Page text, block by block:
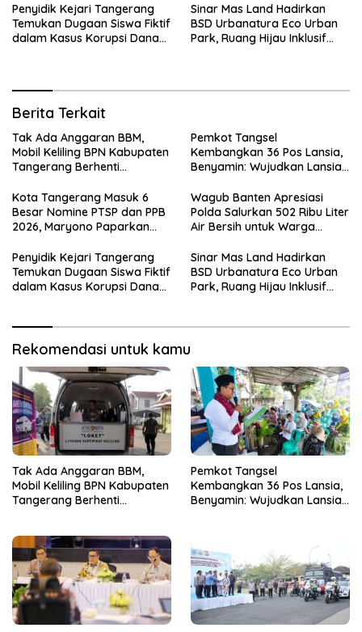
Penyidik Kejari Tangerang
Temukan Dugaan Siswa Fiktif
dalam Kasus Korupsi Dana
Sinar Mas Land Hadirkan
BSD Urbanatura Eco Urban
Park, Ruang Hijau Inklusif
Berita Terkait
Tak Ada Anggaran BBM,
Mobil Keliling BPN Kabupaten
Tangerang Berhenti
Pemkot Tangsel
Kembangkan 36 Pos Lansia,
Benyamin: Wujudkan Lansia
Kota Tangerang Masuk 6
Besar Nomine PTSP dan PPB
2026, Maryono Paparkan
Wagub Banten Apresiasi
Polda Salurkan 502 Ribu Liter
Air Bersih untuk Warga
Penyidik Kejari Tangerang
Temukan Dugaan Siswa Fiktif
dalam Kasus Korupsi Dana
Sinar Mas Land Hadirkan
BSD Urbanatura Eco Urban
Park, Ruang Hijau Inklusif
Rekomendasi untuk kamu
Tak Ada Anggaran BBM,
Mobil Keliling BPN Kabupaten
Tangerang Berhenti
Pemkot Tangsel
Kembangkan 36 Pos Lansia,
Benyamin: Wujudkan Lansia